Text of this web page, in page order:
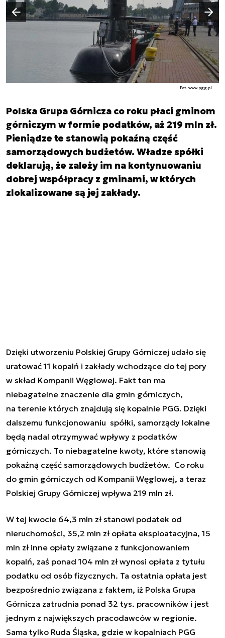
Fot. www.pgg.pl
Poprzedni slajd
Następny slajd
Polska Grupa Górnicza co roku płaci gminom
górniczym w formie podatków, aż 219 mln zł.
Pieniądze te stanowią pokaźną część
samorządowych budżetów. Władze spółki
deklarują, że zależy im na kontynuowaniu
dobrej współpracy z gminami, w których
zlokalizowane są jej zakłady.
Dzięki utworzeniu Polskiej Grupy Górniczej udało się
uratować 11 kopalń i zakłady wchodzące do tej pory
w skład Kompanii Węglowej. Fakt ten ma
niebagatelne znaczenie dla gmin górniczych,
na terenie których znajdują się kopalnie PGG. Dzięki
dalszemu funkcjonowaniu spółki, samorządy lokalne
będą nadal otrzymywać wpływy z podatków
górniczych. To niebagatelne kwoty, które stanowią
pokaźną część samorządowych budżetów. Co roku
do gmin górniczych od Kompanii Węglowej, a teraz
Polskiej Grupy Górniczej wpływa 219 mln zł.
W tej kwocie 64,3 mln zł stanowi podatek od
nieruchomości, 35,2 mln zł opłata eksploatacyjna, 15
mln zł inne opłaty związane z funkcjonowaniem
kopalń, zaś ponad 104 mln zł wynosi opłata z tytułu
podatku od osób fizycznych. Ta ostatnia opłata jest
bezpośrednio związana z faktem, iż Polska Grupa
Górnicza zatrudnia ponad 32 tys. pracowników i jest
jednym z największych pracodawców w regionie.
Sama tylko Ruda Śląska, gdzie w kopalniach PGG